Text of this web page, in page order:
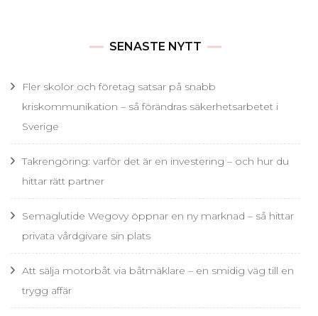
SENASTE NYTT
Fler skolor och företag satsar på snabb
kriskommunikation – så förändras säkerhetsarbetet i
Sverige
Takrengöring: varför det är en investering – och hur du
hittar rätt partner
Semaglutide Wegovy öppnar en ny marknad – så hittar
privata vårdgivare sin plats
Att sälja motorbåt via båtmäklare – en smidig väg till en
trygg affär